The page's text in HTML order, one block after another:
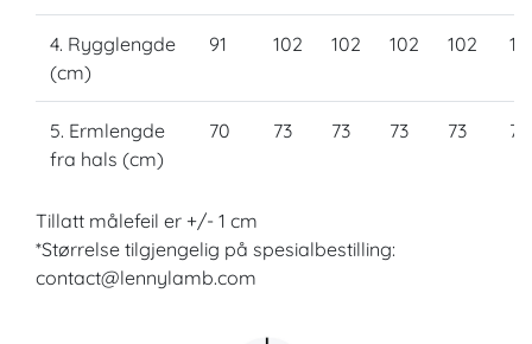
4. Rygglengde
(cm)
91 102 102 102 102
5. Ermlengde
fra hals (cm)
70 73 73 73 73 73
Tillatt målefeil er +/- 1 cm
*Størrelse tilgjengelig på spesialbestilling:
contact@lennylamb.com